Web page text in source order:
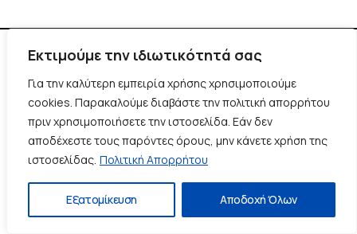
Εκτιμούμε την ιδιωτικότητά σας
Για την καλύτερη εμπειρία χρήσης χρησιμοποιούμε
cookies. Παρακαλούμε διαβάστε την πολιτική απορρήτου
πριν χρησιμοποιήσετε την ιστοσελίδα. Εάν δεν
αποδέχεστε τους παρόντες όρους, μην κάνετε χρήση της
ιστοσελίδας. Πολιτική Απορρήτου
Εξατομίκευση Αποδοχή Όλων
Καλώς Ήρθατε στο Portcity. Το δημοσιογραφικό portal του
Πειραιά.
Πλοήγηση